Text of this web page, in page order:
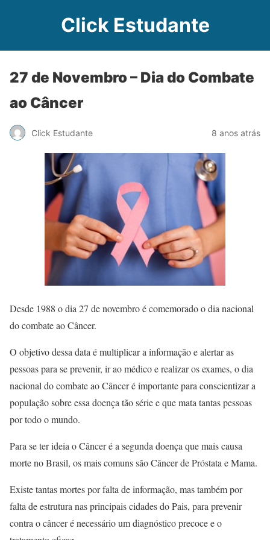
Click Estudante
27 de Novembro – Dia do Combate
ao Câncer
Click Estudante 8 anos atrás
Desde 1988 o dia 27 de novembro é comemorado o dia nacional
do combate ao Câncer.
O objetivo dessa data é multiplicar a informação e alertar as
pessoas para se prevenir, ir ao médico e realizar os exames, o dia
nacional do combate ao Câncer é importante para conscientizar a
população sobre essa doença tão série e que mata tantas pessoas
por todo o mundo.
Para se ter ideia o Câncer é a segunda doença que mais causa
morte no Brasil, os mais comuns são Câncer de Próstata e Mama.
Existe tantas mortes por falta de informação, mas também por
falta de estrutura nas principais cidades do Pais, para prevenir
contra o câncer é necessário um diagnóstico precoce e o